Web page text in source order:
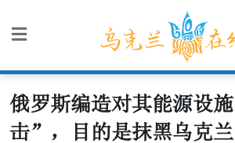
俄罗斯编造对其能源设
击”，目的是抹黑乌克